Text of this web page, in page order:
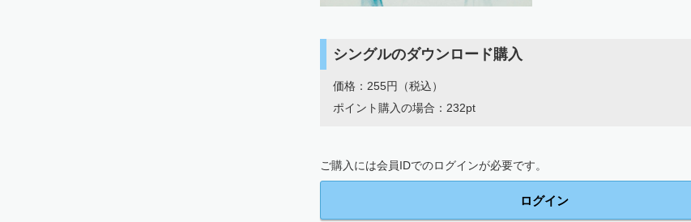
シングルのダウンロード購入
価格：255円（税込）
ポイント購入の場合：232pt
ご購入には会員IDでのログインが必要です。
ログイン